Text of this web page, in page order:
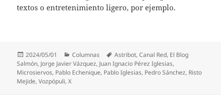
textos o entretenimiento ligero, por ejemplo.
Publicado
el
2024/05/01 Categorías
Columnas Etiquetas
Astribot,Canal Red, El Blog
Salmón, Jorge Javier Vázquez, Juan Ignacio Pérez Iglesias,
Microsiervos, Pablo Echenique, Pablo Iglesias, Pedro Sánchez, Risto
Mejide,Vozpópuli,X